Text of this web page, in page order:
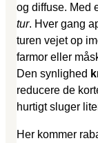
og diffuse. Med
tur. Hver gang
turen vejet op
farmor eller
Den synlighed
reducere de
hurtigt sluger
Her kommer